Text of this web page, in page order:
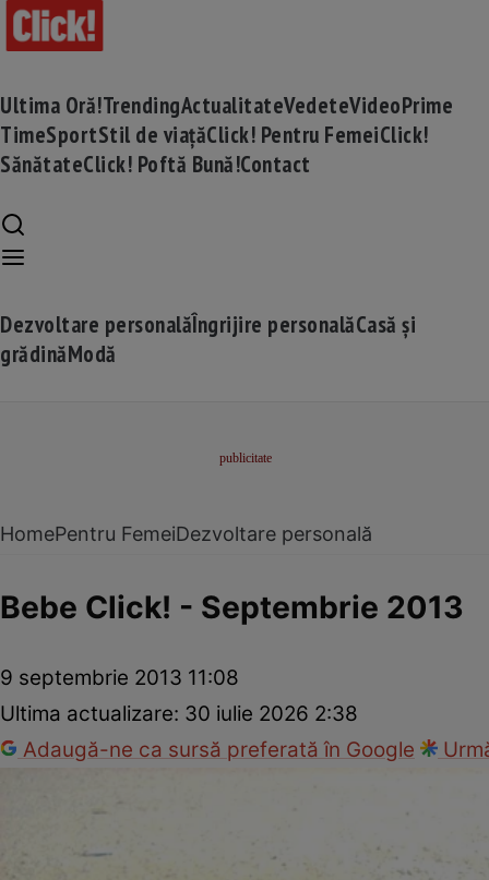
Ultima Oră!TrendingActualitateVedeteVideoPrime
TimeSportStil de viațăClick! Pentru FemeiClick!
SănătateClick! Poftă Bună!Contact
Dezvoltare personalăÎngrijire personalăCasă și
grădinăModă
HomePentru FemeiDezvoltare personală
Bebe Click! - Septembrie 2013
9 septembrie 2013 11:08
Ultima actualizare: 30 iulie 2026 2:38
Adaugă-ne ca sursă preferată în Google